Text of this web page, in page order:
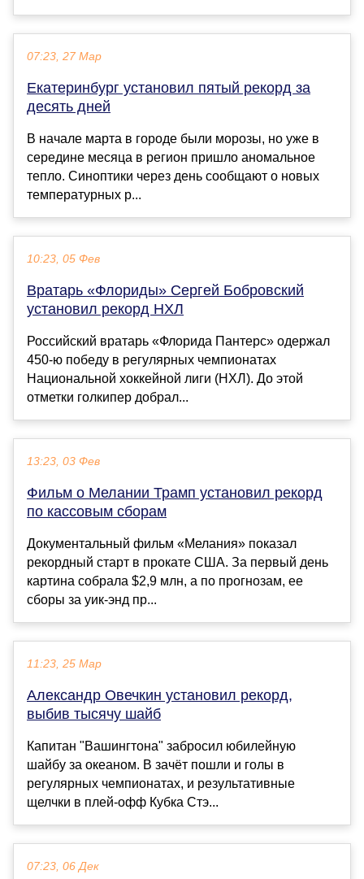
07:23, 27 Мар
Екатеринбург установил пятый рекорд за
десять дней
В начале марта в городе были морозы, но уже в
середине месяца в регион пришло аномальное
тепло. Синоптики через день сообщают о новых
температурных р...
10:23, 05 Фев
Вратарь «Флориды» Сергей Бобровский
установил рекорд НХЛ
Российский вратарь «Флорида Пантерс» одержал
450-ю победу в регулярных чемпионатах
Национальной хоккейной лиги (НХЛ). До этой
отметки голкипер добрал...
13:23, 03 Фев
Фильм о Мелании Трамп установил рекорд
по кассовым сборам
Документальный фильм «Мелания» показал
рекордный старт в прокате США. За первый день
картина собрала $2,9 млн, а по прогнозам, ее
сборы за уик-энд пр...
11:23, 25 Мар
Александр Овечкин установил рекорд,
выбив тысячу шайб
Капитан "Вашингтона" забросил юбилейную
шайбу за океаном. В зачёт пошли и голы в
регулярных чемпионатах, и результативные
щелчки в плей-офф Кубка Стэ...
07:23, 06 Дек